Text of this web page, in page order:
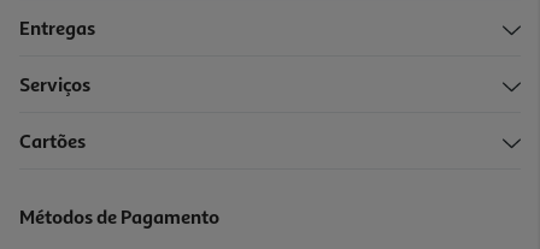
Entregas
Serviços
Cartões
Métodos de Pagamento